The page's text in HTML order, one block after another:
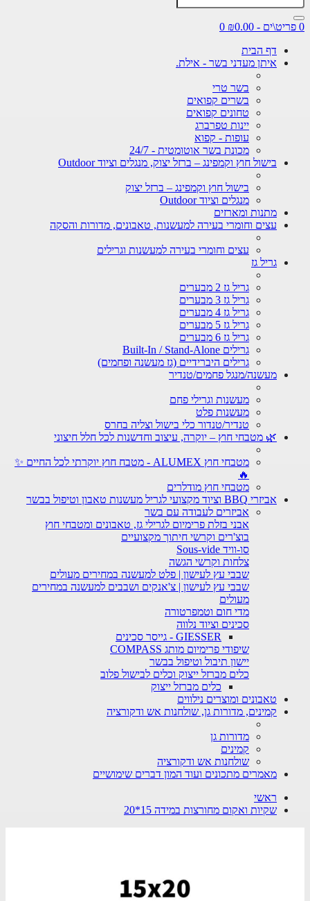
0
דף הבית
איתן מעדני בשר - אילת.
בשר טרי
בשרים קפואים
טחונים קפואים
יינות טפרברג
עופות - קפוא
מכונת בשר אוטומטית - 24/7
בישול חוץ וקמפינג – ברזל יצוק, מנגלים וציוד Outdoor
בישול חוץ וקמפינג – ברזל יצוק
מנגלים וציוד Outdoor
מתנות ומארזים
עצים וחומרי בעירה למעשנות, טאבונים, מדורות והסקה
עצים וחומרי בעירה למעשנות וגרילים
גריל גז
גריל גז 2 מבערים
גריל גז 3 מבערים
גריל גז 4 מבערים
גריל גז 5 מבערים
גריל גז 6 מבערים
גרילים Built-In / Stand-Alone
גרילים היברידיים (גז מעשנה ופחמים)
מעשנה/מנגל פחמים/טנדיר
מעשנות וגרילי פחם
מעשנות פלט
טנדיר/טנדור כלי בישול וצליה בחרס
🌿 מטבחי חוץ – יוקרה, עיצוב וחדשנות לכל חלל חיצוני
מטבחי חוץ ALUMEX - מטבח חוץ יוקרתי לכל החיים ✨
מטבחי חוץ מודלרים
אביזרי BBQ וציוד מקצועי לגריל מעשנות טאבון וטיפול בבשר
אביזרים לעבודה עם בשר
אבני בזלת פרימיום לגרילי גז, טאבונים ומטבחי חוץ
בוצ'רים וקרשי חיתוך מקצועיים
סו-וויד Sous-vide
צלחות וקרשי הגשה
שבבי עץ לעישון | פלט למעשנה במחירים מעולים
שבבי עץ לעישון | צ'אנקים ושבבים למעשנה במחירים
מעולים
מדי חום וטמפרטורה
סכינים וציוד נלווה
GIESSER - גייסר סכינים
שיפודי פרימיום מותג COMPASS
יישון תיבול וטיפול בבשר
כלים מברזל ייצוק וכלים לבישול פלוב
כלים מברזל ייצוק
טאבונים ומוצרים נילווים
קמינים, מדורות גן, שולחנות אש ודקורציה
מדורות גן
קמינים
שולחנות אש ודקורציה
מאמרים מתכונים ועוד המון דברים שימושיים
ראשי
שקיות ואקום מחורצות במידה 15*20